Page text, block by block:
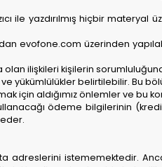
ile yazdırılmış hiçbir
evofone.com üzerinden
olan ilişkileri kişilerin
yükümlülükler belirtilebilir. Bu
için aldığımız önlemler ve bu
ödeme bilgilerinin
adreslerini istememektedir.